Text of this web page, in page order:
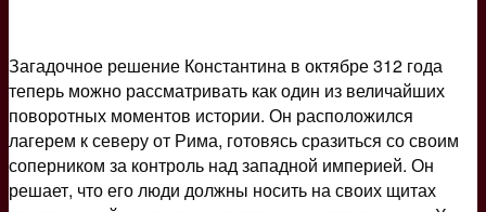
Загадочное решение Константина в октябре 312 года
теперь можно рассматривать как один из величайших
поворотных моментов истории. Он расположился
лагерем к северу от Рима, готовясь сразиться со своим
соперником за контроль над западной империей. Он
решает, что его люди должны носить на своих щитах